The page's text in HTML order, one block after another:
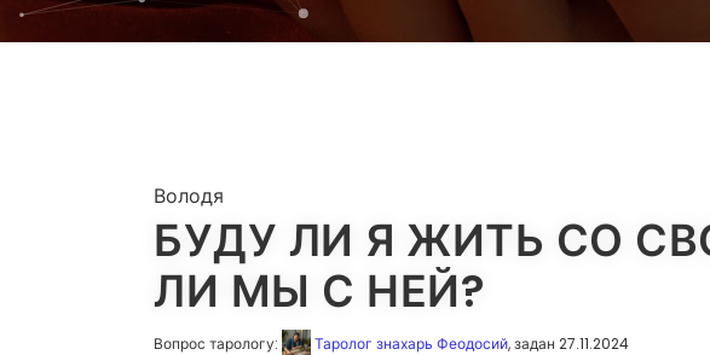
Володя
БУДУ ЛИ Я ЖИТЬ СО
ЛИ МЫ С НЕЙ?
Вопрос тарологу: Таролог знахарь Феодосий, задан 27.11.2024